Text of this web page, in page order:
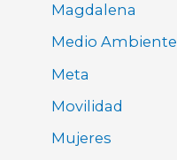
Magdalena
Medio Ambiente
Meta
Movilidad
Mujeres